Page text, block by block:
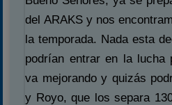
del ARAKS y nos
la temporada. Nada esta
podrían entrar en la lucha
va mejorando y quizás
y Royo, que los separa